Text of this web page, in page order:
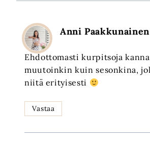
Anni Paakkunainen
Ehdottomasti kurpitsoja
muutoinkin kuin sesonkina,
niitä erityisesti
Vastaa